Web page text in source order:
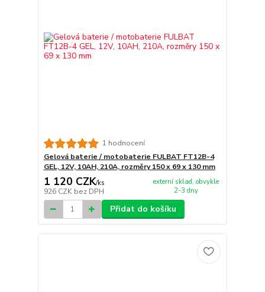
1 hodnocení
Gelová baterie / motobaterie FULBAT FT12B-4
GEL, 12V, 10AH, 210A, rozměry 150 x 69 x 130 mm
1 120 CZK/ks
926 CZK bez DPH
externí sklad, obvykle
2-3 dny
Přidat do košíku